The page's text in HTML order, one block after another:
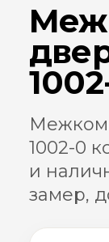
1002-0
и
замер,